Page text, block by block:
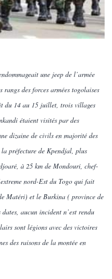
une jeep de l’armée
rangs des forces armées togolaises
du 14 au 15 juillet, trois villages
étaient visités par des
dizaine de civils en majorité des
préfecture de Kpendjal, plus
à 25 km de Mondouri, chef-
nord-Est du Togo qui fait
Matéri) et le Burkina ( province de
aucun incident n’est rendu
sont légions avec des victoires
des raisons de la montée en